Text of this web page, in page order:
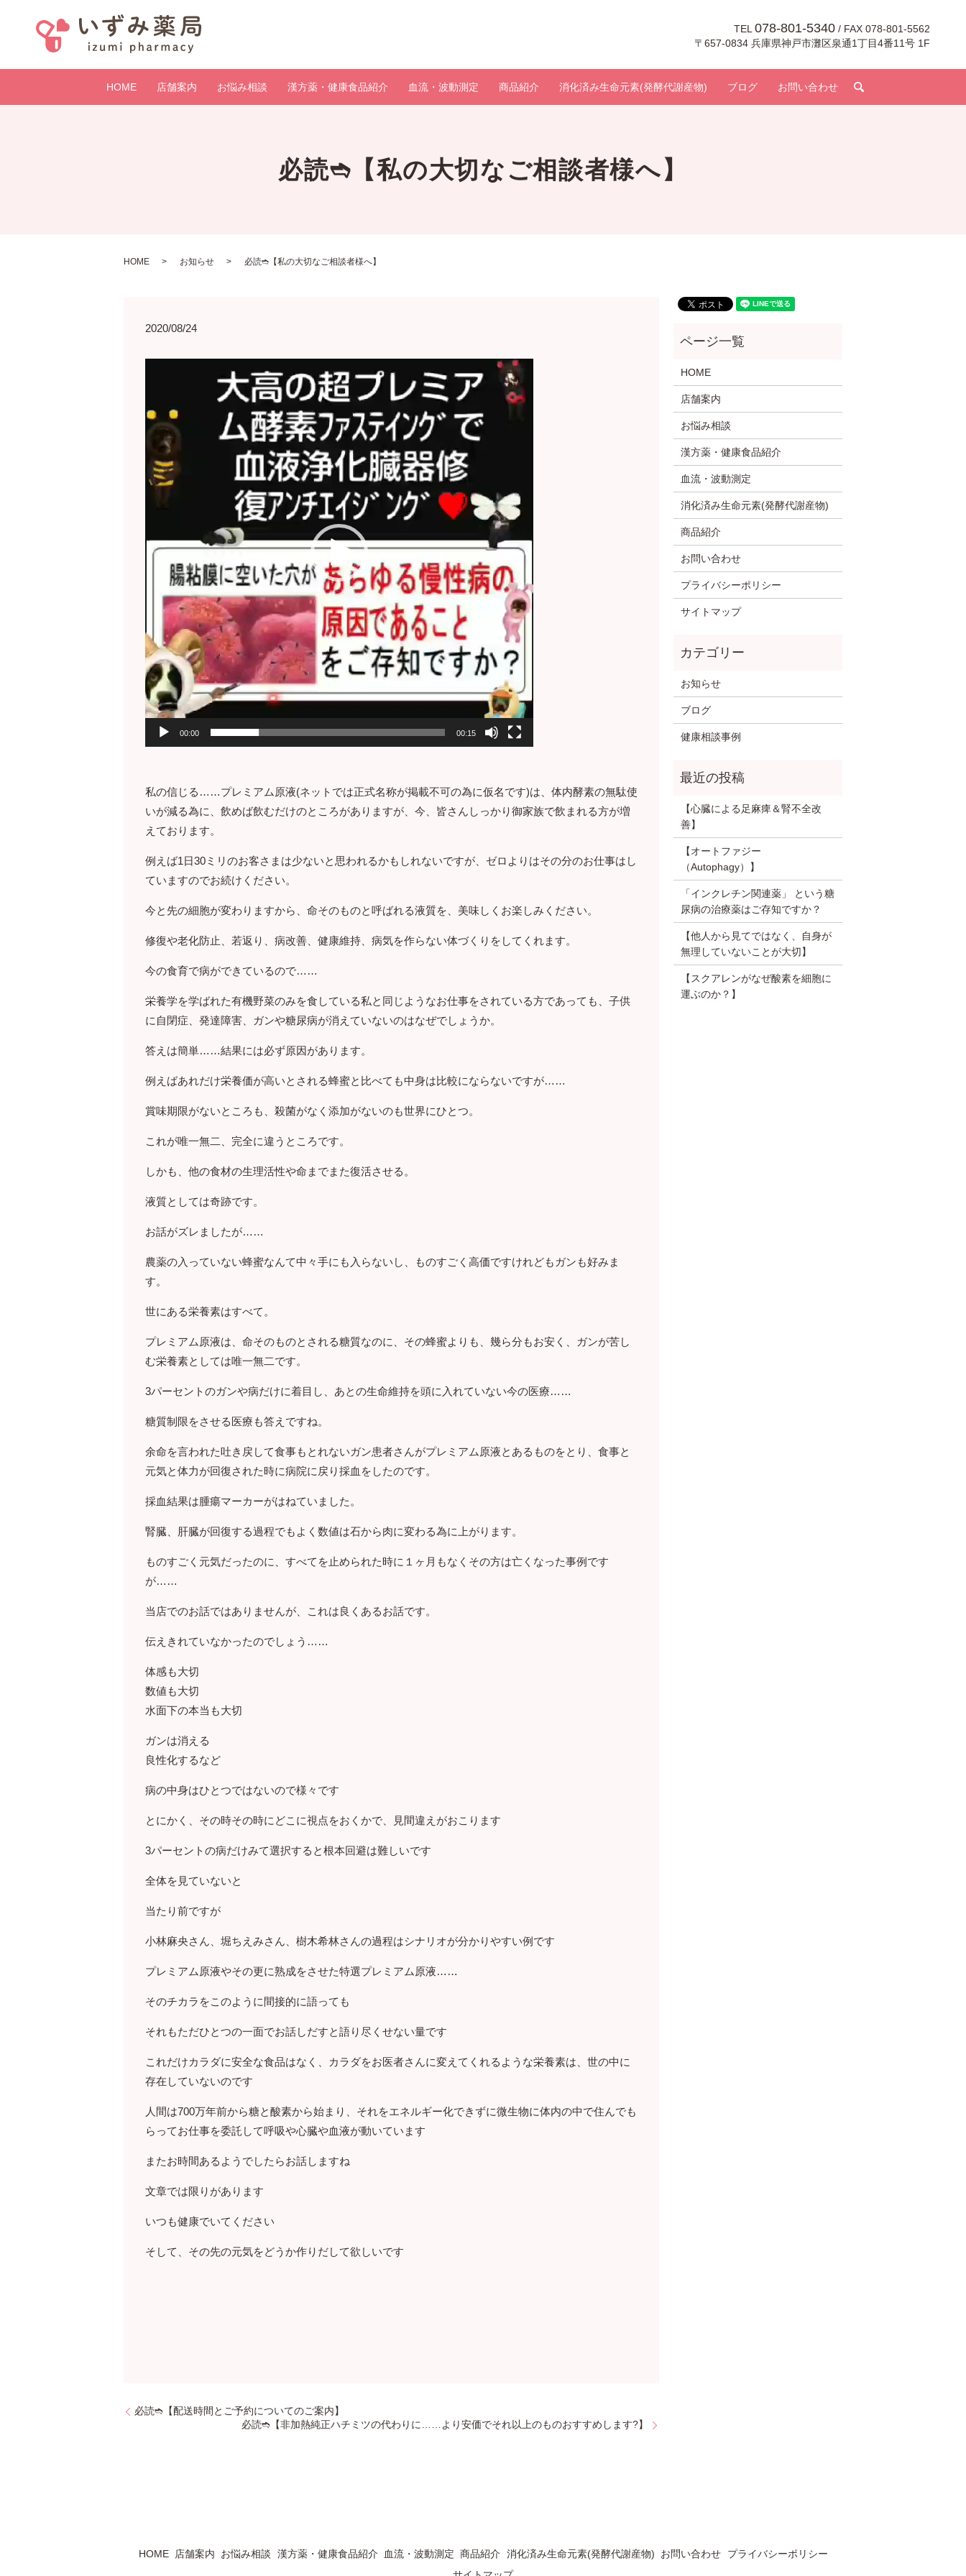
TEL 078-801-5340 / FAX 078-801-5562
〒657-0834 兵庫県神戸市灘区泉通1丁目4番11号 1F
HOME 店舗案内 お悩み相談 漢方薬・健康食品紹介 血流・波動測定 商品紹介 消化済み生命元素(発酵代謝産物) ブログ お問い合わせ
必読➬【私の大切なご相談者様へ】
HOME お知らせ 必読➬【私の大切なご相談者様へ】
2020/08/24
レ
ー
00:00 00:15
私の信じる……プレミアム原液(ネットでは正式名称が掲載不可の為に仮名です)は、体内酵素の無駄使
いが減る為に、飲めば飲むだけのところがありますが、今、皆さんしっかり御家族で飲まれる方が増
えております。
例えば1日30ミリのお客さまは少ないと思われるかもしれないですが、ゼロよりはその分のお仕事はし
ていますのでお続けください。
今と先の細胞が変わりますから、命そのものと呼ばれる液質を、美味しくお楽しみください。
修復や老化防止、若返り、病改善、健康維持、病気を作らない体づくりをしてくれます。
今の食育で病ができているので……
栄養学を学ばれた有機野菜のみを食している私と同じようなお仕事をされている方であっても、子供
に自閉症、発達障害、ガンや糖尿病が消えていないのはなぜでしょうか。
答えは簡単……結果には必ず原因があります。
例えばあれだけ栄養価が高いとされる蜂蜜と比べても中身は比較にならないですが……
賞味期限がないところも、殺菌がなく添加がないのも世界にひとつ。
これが唯一無二、完全に違うところです。
しかも、他の食材の生理活性や命までまた復活させる。
液質としては奇跡です。
お話がズレましたが……
農薬の入っていない蜂蜜なんて中々手にも入らないし、ものすごく高価ですけれどもガンも好みま
す。
世にある栄養素はすべて。
プレミアム原液は、命そのものとされる糖質なのに、その蜂蜜よりも、幾ら分もお安く、ガンが苦し
む栄養素としては唯一無二です。
3パーセントのガンや病だけに着目し、あとの生命維持を頭に入れていない今の医療……
糖質制限をさせる医療も答えですね。
余命を言われた吐き戻して食事もとれないガン患者さんがプレミアム原液とあるものをとり、食事と
元気と体力が回復された時に病院に戻り採血をしたのです。
採血結果は腫瘍マーカーがはねていました。
腎臓、肝臓が回復する過程でもよく数値は石から肉に変わる為に上がります。
ものすごく元気だったのに、すべてを止められた時に１ヶ月もなくその方は亡くなった事例です
が……
当店でのお話ではありませんが、これは良くあるお話です。
伝えきれていなかったのでしょう……
体感も大切
数値も大切
水面下の本当も大切
ガンは消える
良性化するなど
病の中身はひとつではないので様々です
とにかく、その時その時にどこに視点をおくかで、見間違えがおこります
3パーセントの病だけみて選択すると根本回避は難しいです
全体を見ていないと
当たり前ですが
小林麻央さん、堀ちえみさん、樹木希林さんの過程はシナリオが分かりやすい例です
プレミアム原液やその更に熟成をさせた特選プレミアム原液……
そのチカラをこのように間接的に語っても
それもただひとつの一面でお話しだすと語り尽くせない量です
これだけカラダに安全な食品はなく、カラダをお医者さんに変えてくれるような栄養素は、世の中に
存在していないのです
人間は700万年前から糖と酸素から始まり、それをエネルギー化できずに微生物に体内の中で住んでも
らってお仕事を委託して呼吸や心臓や血液が動いています
またお時間あるようでしたらお話しますね
文章では限りがあります
いつも健康でいてください
そして、その先の元気をどうか作りだして欲しいです
必読➬【配送時間とご予約についてのご案内】
必読➬【非加熱純正ハチミツの代わりに……より安価でそれ以上のものおすすめします?】
HOME
店舗案内
お悩み相談
漢方薬・健康食品紹介
血流・波動測定
消化済み生命元素(発酵代謝産物)
商品紹介
お問い合わせ
プライバシーポリシー
サイトマップ
お知らせ
ブログ
健康相談事例
【心臓による足麻痺＆腎不全改
善】
【オートファジー
（Autophagy）】
「インクレチン関連薬」 という糖
尿病の治療薬はご存知ですか？
【他人から見てではなく、自身が
無理していないことが大切】
【スクアレンがなぜ酸素を細胞に
運ぶのか？】
HOME 店舗案内 お悩み相談 漢方薬・健康食品紹介 血流・波動測定 商品紹介 消化済み生命元素(発酵代謝産物) お問い合わせ
プライバシーポリシー